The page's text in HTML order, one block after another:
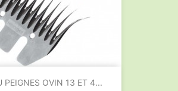
PEIGNES OVIN 13 ET 4...